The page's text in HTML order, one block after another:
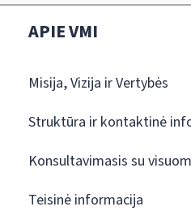
APIE VMI
Misija, Vizija ir Vertybės
Struktūra ir kontaktinė
Konsultavimasis su
Teisinė informacija